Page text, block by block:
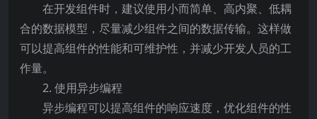
在开发组件时，建议使用小而简单、高内聚、低耦
合的数据模型，尽量减少组件之间的数据传输。这样做
可以提高组件的性能和可维护性，并减少开发人员的工
作量。
2. 使用异步编程
异步编程可以提高组件的响应速度，优化组件的性